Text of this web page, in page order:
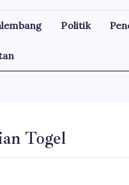
Politik
Togel